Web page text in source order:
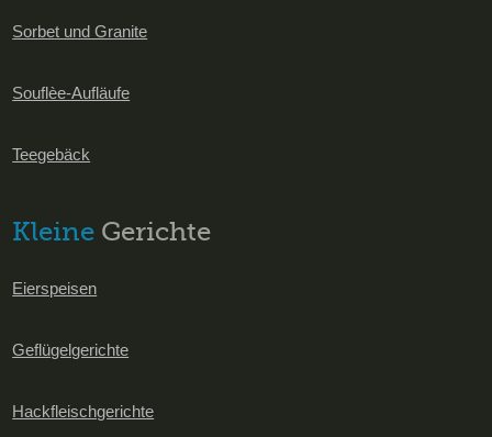
Sorbet und Granite
Souflèe-Aufläufe
Teegebäck
Kleine Gerichte
Eierspeisen
Geflügelgerichte
Hackfleischgerichte